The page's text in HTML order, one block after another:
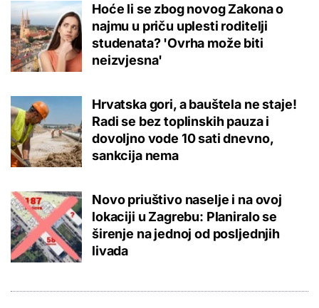
Hoće li se zbog novog Zakona o
najmu u priču uplesti roditelji
studenata? 'Ovrha može biti
neizvjesna'
Hrvatska gori, a bauštela ne staje!
Radi se bez toplinskih pauza i
dovoljno vode 10 sati dnevno,
sankcija nema
Novo priuštivo naselje i na ovoj
lokaciji u Zagrebu: Planiralo se
širenje na jednoj od posljednjih
livada